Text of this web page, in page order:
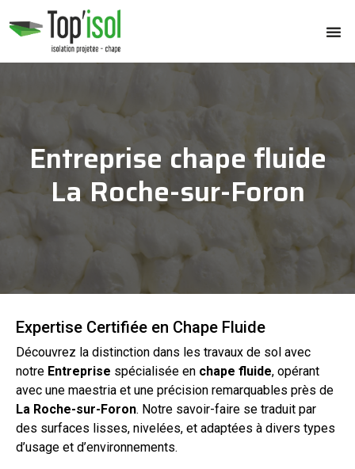
Entreprise chape fluide
La Roche-sur-Foron
Expertise Certifiée en Chape Fluide
Découvrez la distinction dans les travaux de sol avec
notre Entreprise spécialisée en chape fluide, opérant
avec une maestria et une précision remarquables près de
La Roche-sur-Foron. Notre savoir-faire se traduit par
des surfaces lisses, nivelées, et adaptées à divers types
d’usage et d’environnements.